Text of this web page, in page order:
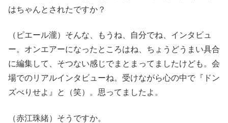
はちゃんとされたですか？
（ピエール瀧）そんな、もうね、自分でね、インタビュ
ー。オンエアーになったところはね、ちょうどうまい具合
に編集して、そつない感じでまとまってましたけども。会
場でのリアルインタビューね。受けながら心の中で『ドン
ズべりせよ』と（笑）。思ってましたよ。
（赤江珠緒）そうですか。